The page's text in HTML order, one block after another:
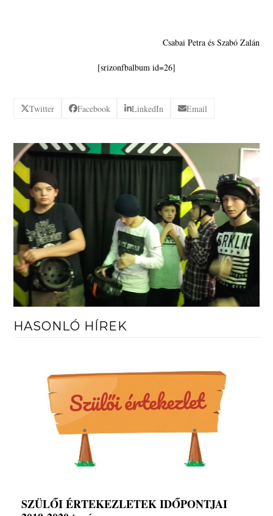
Csabai Petra és Szabó Zalán
[srizonfbalbum id=26]
Twitter Facebook LinkedIn Email
HASONLÓ HÍREK
SZÜLŐI ÉRTEKEZLETEK IDŐPONTJAI